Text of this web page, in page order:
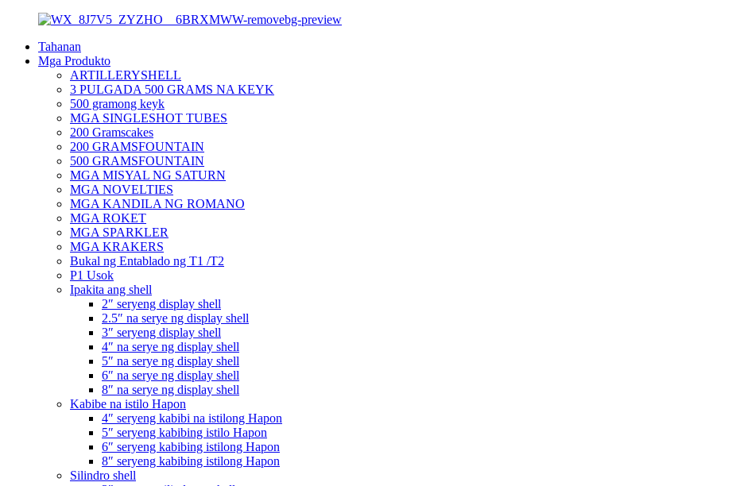
Tahanan
Mga Produkto
ARTILLERYSHELL
3 PULGADA 500 GRAMS NA KEYK
500 gramong keyk
MGA SINGLESHOT TUBES
200 Gramscakes
200 GRAMSFOUNTAIN
500 GRAMSFOUNTAIN
MGA MISYAL NG SATURN
MGA NOVELTIES
MGA KANDILA NG ROMANO
MGA ROKET
MGA SPARKLER
MGA KRAKERS
Bukal ng Entablado ng T1 /T2
P1 Usok
Ipakita ang shell
2″ seryeng display shell
2.5″ na serye ng display shell
3″ seryeng display shell
4″ na serye ng display shell
5″ na serye ng display shell
6″ na serye ng display shell
8″ na serye ng display shell
Kabibe na istilo Hapon
4″ seryeng kabibi na istilong Hapon
5″ seryeng kabibing istilo Hapon
6″ seryeng kabibing istilong Hapon
8″ seryeng kabibing istilong Hapon
Silindro shell